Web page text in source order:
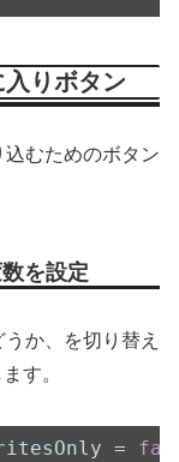
りボタン
むためのボタン
を設定
か、を切り替え
す。
=